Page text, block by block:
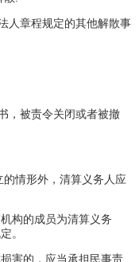
人章程规定的其他解散事
，被责令关闭或者被撤
情形外，清算义务人应
构的成员为清算义务
。
害的，应当承担民事责